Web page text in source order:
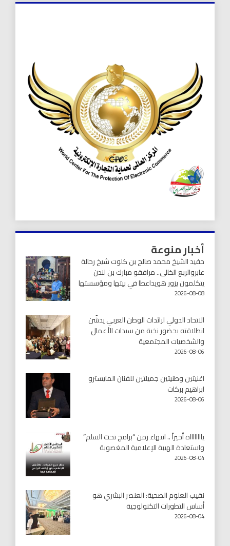
أخبار منوعة
حفيد الشيخ محمد صالح بن كلوت شيخ رحالة
عابروالربع الخالى.. مرافقو مبارك بن لندن
يتكلمون يزور هويداعطا في بيتها ومؤسستها
2026-08-08
الاتحاد الدولي لرائدات الوطن العربي يدشّن
انطلاقته بحضور نخبة من سيدات الأعمال
والشخصيات المجتمعية
2026-08-06
اغنيتين وطنيتين جميلتين للفنان المايسترو
ابراهيم بركات
2026-08-06
يااااااااه أخيراً .. انتهاء زمن “برامج تحت السلم”
واستعادة الهيبة الإعلامية المغصوبة
2026-08-04
نقيب العلوم الصحية: العنصر البشري هو
أساس التطورات التكنولوجية
2026-08-04